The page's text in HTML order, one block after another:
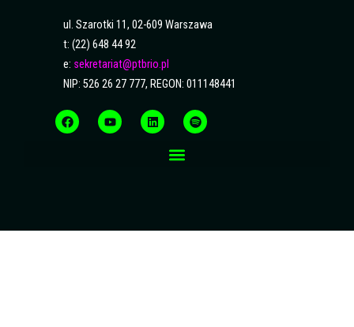
ul. Szarotki 11, 02-609 Warszawa
t: (22) 648 44 92
e: sekretariat@ptbrio.pl
NIP: 526 26 27 777, REGON: 011148441
a
c
e
o
u
t
i
n
k
p
o
t